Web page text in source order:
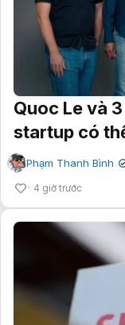
Quoc Le và
startup có
Phạm Thanh Bình ✔
4 giờ trước